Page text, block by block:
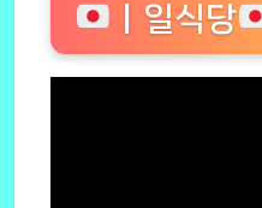
ㅣ일식당